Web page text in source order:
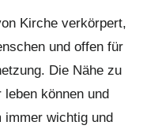
Kirche verkörpert,
und offen für
Die Nähe zu
können und
immer wichtig und